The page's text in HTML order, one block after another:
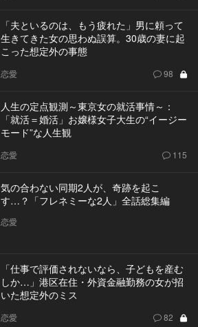
「夫といるのは、もう疲れた」男に頼って
生きてきた女の思わぬ誤算。30歳の妻に起
こった想定外の事態
恋愛 98
人生の定点観測～東京女の就活事情～：
「就活＝婚活」お嬢様女子大生の“イージー
モード”な人生観
恋愛 115
気の合わない同期2人が、奇跡を起こ
す…？「フレネミーな2人」全話総集編
恋愛
「仕事で評価されないなら、子どもを産む
しか…」港区在住・外資金融勤務の女が招
いた想定外のミス
恋愛 82